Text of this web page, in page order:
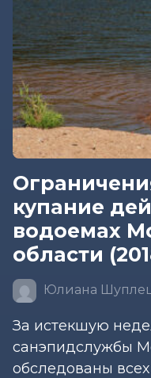
купание
водоемах
области
Юлиана
За истекшую
санэпидслужбы
обследованы